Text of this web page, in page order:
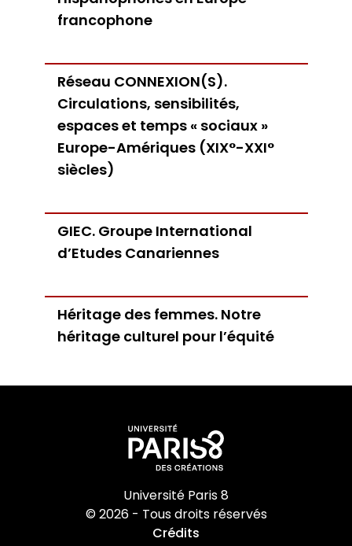
francophone
Réseau CONNEXION(S).
Circulations, sensibilités,
espaces et temps « sociaux »
Europe-Amériques (XIX°-XXI°
siècles)
GIEC. Groupe International
d’Etudes Canariennes
Héritage des femmes. Notre
héritage culturel pour l’équité
Université Paris 8
© 2026 - Tous droits réservés
Crédits